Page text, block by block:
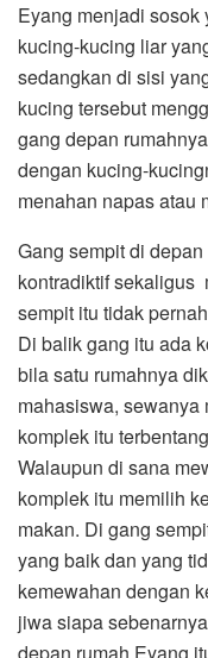
Eyang menjadi sosok
kucing-kucing liar
sedangkan di sisi
kucing tersebut
gang depan
dengan kucing-
menahan napas atau
Gang sempit di
kontradiktif sekaligus
sempit itu tidak
Di balik gang itu ada
bila satu rumahnya
mahasiswa,
komplek itu
Walaupun di sana
komplek itu memilih
makan. Di gang
yang baik dan yang
kemewahan dengan
jiwa siapa